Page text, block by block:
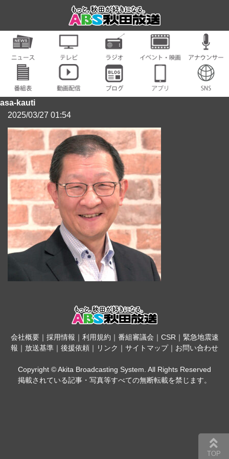
asa-kauti
2025/03/27 01:54
会社概要｜ 採用情報 ｜ 利用規約 ｜ 番組審議会 ｜ CSR｜ 緊急地震速
報 ｜ 放送基準 ｜ 後援依頼 ｜ リンク ｜ サイトマップ｜ お問い合わせ
Copyright © Akita Broadcasting System. All Rights Reserved
掲載されている記事・写真等すべての無断転載を禁じます。